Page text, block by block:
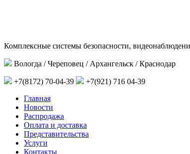
Комплексные системы безопасности,
Вологда / Череповец / Архангельск / Краснодар
+7(8172) 70-04-39
+7(921) 716 04-39
Главная
Новости
Распродажа
Оплата и доставка
Представительства
Услуги
Контакты